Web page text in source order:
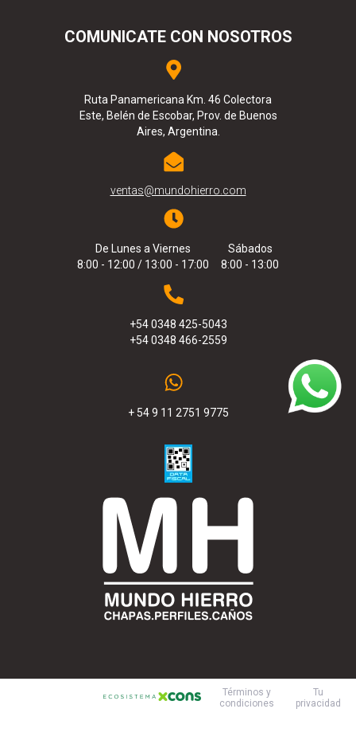
COMUNICATE CON NOSOTROS
Ruta Panamericana Km. 46 Colectora
Este, Belén de Escobar, Prov. de Buenos
Aires, Argentina.
ventas@mundohierro.com
De Lunes a Viernes
8:00 - 12:00 / 13:00 - 17:00
Sábados
8:00 - 13:00
+54 0348 425-5043
+54 0348 466-2559
+ 54 9 11 2751 9775
Términos y
condiciones
Tu
privacidad